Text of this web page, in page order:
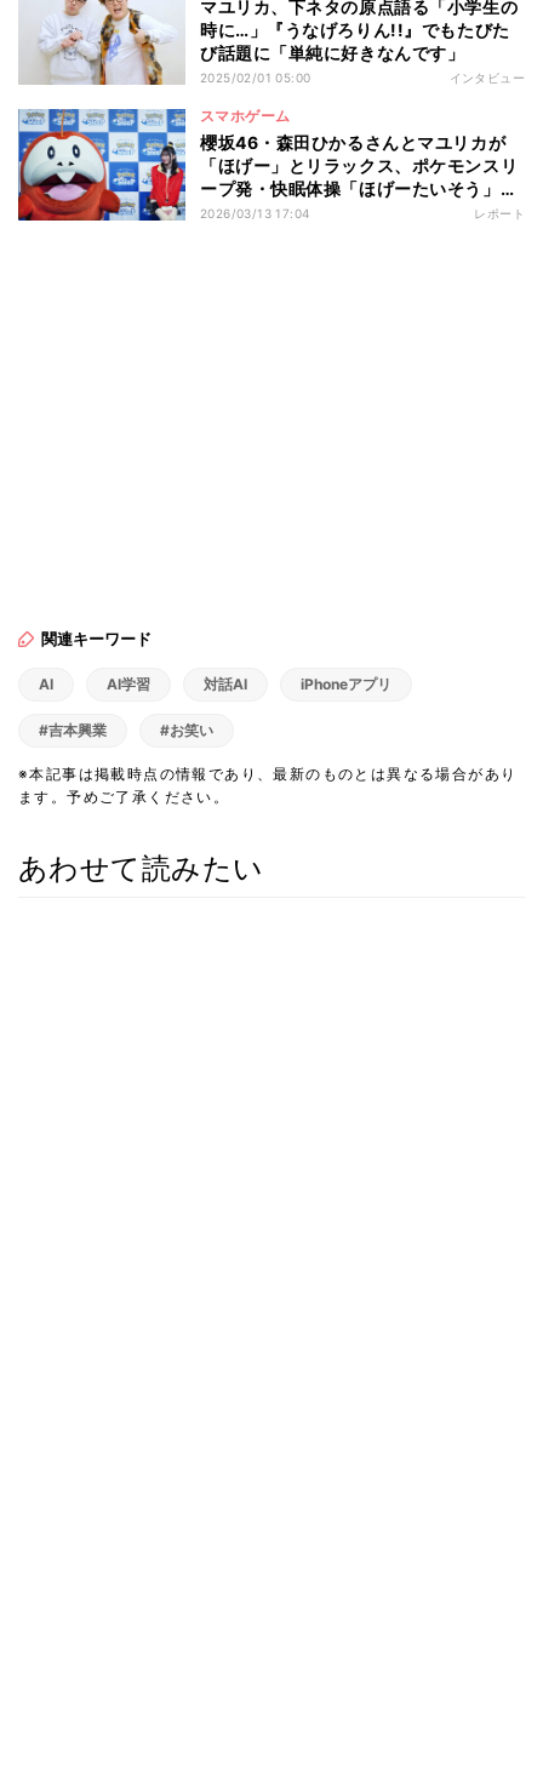
マユリカ、下ネタの原点語る「小学生の
時に…」『うなげろりん!!』でもたびた
び話題に「単純に好きなんです」
2025/02/01 05:00 インタビュー
スマホゲーム
櫻坂46・森田ひかるさんとマユリカが
「ほげー」とリラックス、ポケモンスリ
ープ発・快眠体操「ほげーたいそう」体
験会レポート
2026/03/13 17:04 レポート
関連キーワード
AI AI学習 対話AI iPhoneアプリ
#吉本興業 #お笑い
※本記事は掲載時点の情報であり、最新のものとは異なる場合があり
ます。予めご了承ください。
あわせて読みたい